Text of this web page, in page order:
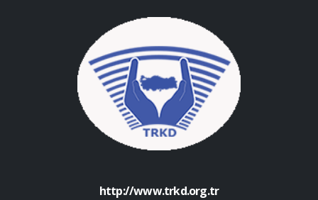
http://www.trkd.org.tr